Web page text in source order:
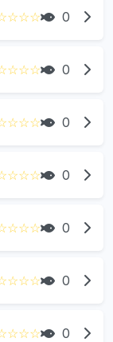
☆☆☆ 0
☆☆☆ 0
☆☆☆ 0
☆☆☆ 0
☆☆☆ 0
☆☆☆ 0
☆☆☆ 0